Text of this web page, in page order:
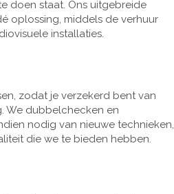
doen staat. Ons uitgebreide
oplossing, middels de verhuur
installaties.
zodat je verzekerd bent van
We dubbelchecken en
nodig van nieuwe technieken,
die we te bieden hebben.